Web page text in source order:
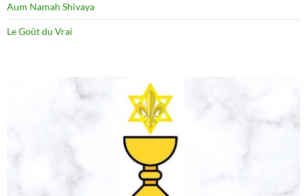
Aum Namah Shivaya
Le Goût du Vrai